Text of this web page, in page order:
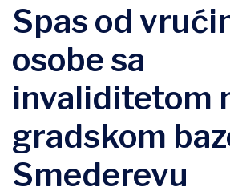
Spas od
osobe sa
invaliditetom
gradskom
Smederevu